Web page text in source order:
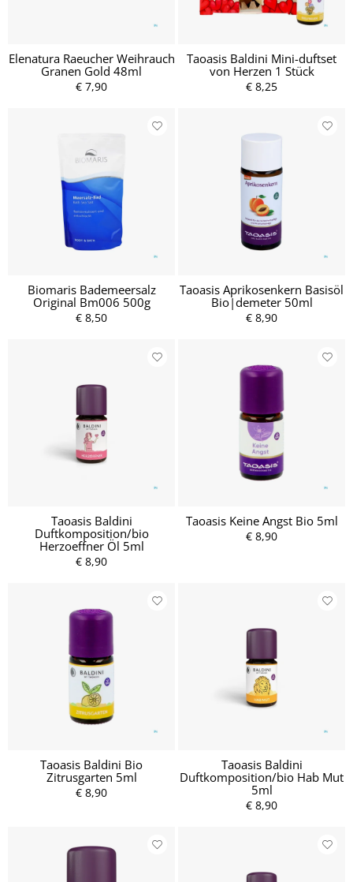
Elenatura Raeucher Weihrauch
Granen Gold 48ml
€ 7,90
Taoasis Baldini Mini-duftset
von Herzen 1 Stück
€ 8,25
Biomaris Bademeersalz
Original Bm006 500g
€ 8,50
Taoasis Aprikosenkern Basisöl
Bio|demeter 50ml
€ 8,90
Taoasis Baldini
Duftkomposition/bio
Herzoeffner Öl 5ml
€ 8,90
Taoasis Keine Angst Bio 5ml
€ 8,90
Taoasis Baldini Bio
Zitrusgarten 5ml
€ 8,90
Taoasis Baldini
Duftkomposition/bio Hab Mut
5ml
€ 8,90